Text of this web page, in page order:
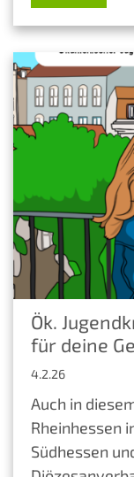
Ök.
für deine
4.2.26
Auch in
Rheinhessen
Südhessen